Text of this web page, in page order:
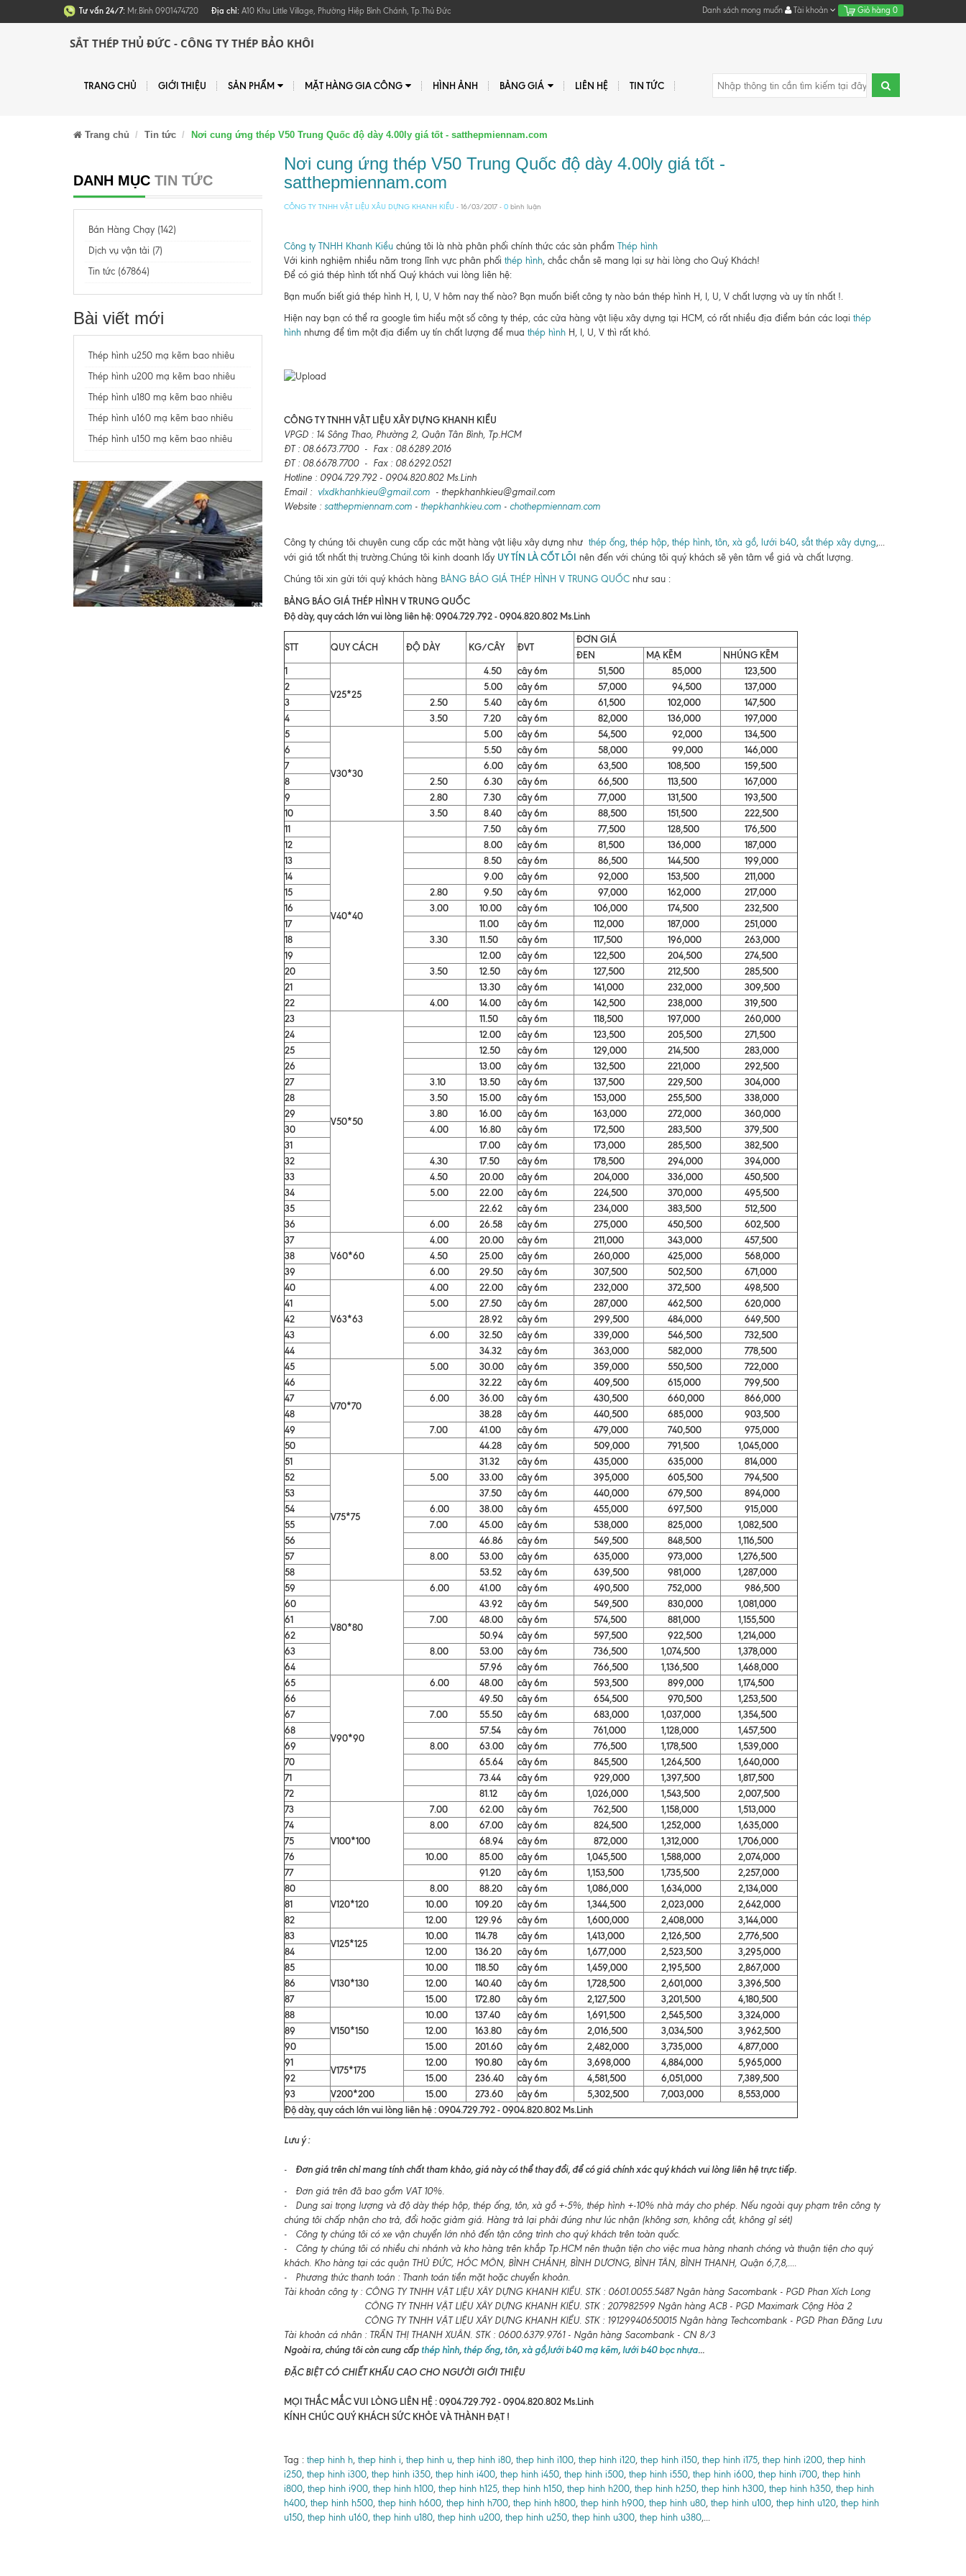
Tư vấn 24/7: Mr.Bình 0901474720 Địa chỉ: A10 Khu Little Village, Phường Hiệp Bình Chánh, Tp.Thủ Đức Danh sách mong muốn Tài khoản Giỏ hàng 0
SẮT THÉP THỦ ĐỨC - CÔNG TY THÉP BẢO KHÔI
TRANG CHỦ GIỚI THIỆU SẢN PHẨM MẶT HÀNG GIA CÔNG HÌNH ẢNH BẢNG GIÁ LIÊN HỆ TIN TỨC
Trang chủ Tin tức Nơi cung ứng thép V50 Trung Quốc độ dày 4.00ly giá tốt - satthepmiennam.com
DANH MỤC TIN TỨC
Bán Hàng Chạy (142)
Dịch vụ vận tải (7)
Tin tức (67864)
Bài viết mới
Thép hình u250 mạ kẽm bao nhiêu
Thép hình u200 mạ kẽm bao nhiêu
Thép hình u180 mạ kẽm bao nhiêu
Thép hình u160 mạ kẽm bao nhiêu
Thép hình u150 mạ kẽm bao nhiêu
Nơi cung ứng thép V50 Trung Quốc độ dày 4.00ly giá tốt -
satthepmiennam.com
CÔNG TY TNHH VẬT LIỆU XÂU DỰNG KHANH KIỀU - 16/03/2017 - 0bình luận
Công ty TNHH Khanh Kiềuchúng tôi là nhà phân phối chính thức các sản phẩm Thép hình
Với kinh nghiệm nhiều năm trong lĩnh vực phân phối thép hình, chắc chắn sẽ mang lại sự hài lòng cho Quý Khách!
Để có giá thép hình tốt nhấ Quý khách vui lòng liên hệ:
Bạn muốn biết giá thép hình H, I, U, V hôm nay thế nào? Bạn muốn biết công ty nào bán thép hình H, I, U, V chất lượng và uy tín nhất !.
Hiện nay bạn có thể ra google tìm hiểu một số công ty thép, các cửa hàng vật liệu xây dựng tại HCM, có rất nhiều địa điểm bán các loại thép
hìnhnhưng để tìm một địa điểm uy tín chất lượng để mua thép hìnhH, I, U, V thì rất khó.
CÔNG TY TNHH VẬT LIỆU XÂY DỰNG KHANH KIỀU
VPGD : 14 Sông Thao, Phường 2, Quận Tân Bình, Tp.HCM
ĐT : 08.6673.7700 - Fax : 08.6289.2016
ĐT : 08.6678.7700 - Fax : 08.6292.0521
Hotline : 0904.729.792 - 0904.820.802 Ms.Linh
Email : vlxdkhanhkieu@gmail.com- thepkhanhkieu@gmail.com
Website : satthepmiennam.com- thepkhanhkieu.com- chothepmiennam.com
Công ty chúng tôi chuyên cung cấp các mặt hàng vật liệu xây dựng như thép ống, thép hộp, thép hình, tôn, xà gồ, lưới b40, sắt thép xây dựng,...
với giá tốt nhất thị trường.Chúng tôi kinh doanh lấy UY TÍN LÀ CỐT LÕI nên đến với chúng tôi quý khách sẽ yên tâm về giá và chất lượng.
Chúng tôi xin gửi tới quý khách hàng BẢNG BÁO GIÁ THÉP HÌNH V TRUNG QUỐCnhư sau :
BẢNG BÁO GIÁ THÉP HÌNH V TRUNG QUỐC
Độ dày, quy cách lớn vui lòng liên hệ: 0904.729.792 - 0904.820.802 Ms.Linh
STT QUY CÁCH ĐỘ DÀY KG/CÂY ĐVT
ĐƠN GIÁ
ĐEN
MẠ KẼM
NHÚNG KẼM
1
V25*25
4.50 cây 6m 51,500 85,000
123,500
2
5.00 cây 6m 57,000 94,500
137,000
3
2.50 5.40 cây 6m 61,500 102,000
147,500
4
3.50 7.20 cây 6m 82,000 136,000
197,000
5
V30*30
5.00 cây 6m 54,500 92,000
134,500
6
5.50 cây 6m 58,000 99,000
146,000
7
6.00 cây 6m 63,500 108,500
159,500
8
2.50 6.30 cây 6m 66,500 113,500
167,000
9
2.80 7.30 cây 6m 77,000 131,500
193,500
10
3.50 8.40 cây 6m 88,500 151,500
222,500
11
V40*40
7.50 cây 6m 77,500 128,500
176,500
12
8.00 cây 6m 81,500 136,000
187,000
13
8.50 cây 6m 86,500 144,500
199,000
14
9.00 cây 6m 92,000 153,500
211,000
15
2.80 9.50 cây 6m 97,000 162,000
217,000
16
3.00 10.00 cây 6m 106,000 174,500
232,500
17
11.00 cây 6m 112,000 187,000
251,000
18
3.30 11.50 cây 6m 117,500 196,000
263,000
19
12.00 cây 6m 122,500 204,500
274,500
20
3.50 12.50 cây 6m 127,500 212,500
285,500
21
13.30 cây 6m 141,000 232,000
309,500
22
4.00 14.00 cây 6m 142,500 238,000
319,500
23
V50*50
11.50 cây 6m 118,500 197,000
260,000
24
12.00 cây 6m 123,500 205,500
271,500
25
12.50 cây 6m 129,000 214,500
283,000
26
13.00 cây 6m 132,500 221,000
292,500
27
3.10 13.50 cây 6m 137,500 229,500
304,000
28
3.50 15.00 cây 6m 153,000 255,500
338,000
29
3.80 16.00 cây 6m 163,000 272,000
360,000
30
4.00 16.80 cây 6m 172,500 283,500
379,500
31
17.00 cây 6m 173,000 285,500
382,500
32
4.30 17.50 cây 6m 178,500 294,000
394,000
33
4.50 20.00 cây 6m 204,000 336,000
450,500
34
5.00 22.00 cây 6m 224,500 370,000
495,500
35
22.62 cây 6m 234,000 383,500
512,500
36
6.00 26.58 cây 6m 275,000 450,500
602,500
37
V60*60
4.00 20.00 cây 6m 211,000 343,000
457,500
38
4.50 25.00 cây 6m 260,000 425,000
568,000
39
6.00 29.50 cây 6m 307,500 502,500
671,000
40
V63*63
4.00 22.00 cây 6m 232,000 372,500
498,500
41
5.00 27.50 cây 6m 287,000 462,500
620,000
42
28.92 cây 6m 299,500 484,000
649,500
43
6.00 32.50 cây 6m 339,000 546,500
732,500
44
34.32 cây 6m 363,000 582,000
778,500
45
V70*70
5.00 30.00 cây 6m 359,000 550,500
722,000
46
32.22 cây 6m 409,500 615,000
799,500
47
6.00 36.00 cây 6m 430,500 660,000
866,000
48
38.28 cây 6m 440,500 685,000
903,500
49
7.00 41.00 cây 6m 479,000 740,500
975,000
50
44.28 cây 6m 509,000 791,500
1,045,000
51
V75*75
31.32 cây 6m 435,000 635,000
814,000
52
5.00 33.00 cây 6m 395,000 605,500
794,500
53
37.50 cây 6m 440,000 679,500
894,000
54
6.00 38.00 cây 6m 455,000 697,500
915,000
55
7.00 45.00 cây 6m 538,000 825,000
1,082,500
56
46.86 cây 6m 549,500 848,500
1,116,500
57
8.00 53.00 cây 6m 635,000 973,000
1,276,500
58
53.52 cây 6m 639,500 981,000
1,287,000
59
V80*80
6.00 41.00 cây 6m 490,500 752,000
986,500
60
43.92 cây 6m 549,500 830,000
1,081,000
61
7.00 48.00 cây 6m 574,500 881,000
1,155,500
62
50.94 cây 6m 597,500 922,500
1,214,000
63
8.00 53.00 cây 6m 736,500 1,074,500
1,378,000
64
57.96 cây 6m 766,500 1,136,500
1,468,000
65
V90*90
6.00 48.00 cây 6m 593,500 899,000
1,174,500
66
49.50 cây 6m 654,500 970,500
1,253,500
67
7.00 55.50 cây 6m 683,000 1,037,000
1,354,500
68
57.54 cây 6m 761,000 1,128,000
1,457,500
69
8.00 63.00 cây 6m 776,500 1,178,500
1,539,000
70
65.64 cây 6m 845,500 1,264,500
1,640,000
71
73.44 cây 6m 929,000 1,397,500
1,817,500
72
81.12 cây 6m 1,026,000 1,543,500
2,007,500
73
V100*100
7.00 62.00 cây 6m 762,500 1,158,000
1,513,000
74
8.00 67.00 cây 6m 824,500 1,252,000
1,635,000
75
68.94 cây 6m 872,000 1,312,000
1,706,000
76
10.00 85.00 cây 6m 1,045,500 1,588,000
2,074,000
77
91.20 cây 6m 1,153,500 1,735,500
2,257,000
80
V120*120
8.00 88.20 cây 6m 1,086,000 1,634,000
2,134,000
81
10.00 109.20 cây 6m 1,344,500 2,023,000
2,642,000
82
12.00 129.96 cây 6m 1,600,000 2,408,000
3,144,000
83
V125*125
10.00 114.78 cây 6m 1,413,000 2,126,500
2,776,500
84
12.00 136.20 cây 6m 1,677,000 2,523,500
3,295,000
85
V130*130
10.00 118.50 cây 6m 1,459,000 2,195,500
2,867,000
86
12.00 140.40 cây 6m 1,728,500 2,601,000
3,396,500
87
15.00 172.80 cây 6m 2,127,500 3,201,500
4,180,500
88
V150*150
10.00 137.40 cây 6m 1,691,500 2,545,500
3,324,000
89
12.00 163.80 cây 6m 2,016,500 3,034,500
3,962,500
90
15.00 201.60 cây 6m 2,482,000 3,735,000
4,877,000
91
V175*175
12.00 190.80 cây 6m 3,698,000 4,884,000
5,965,000
92
15.00 236.40 cây 6m 4,581,500 6,051,000
7,389,500
93
V200*200 15.00 273.60 cây 6m 5,302,500 7,003,000
8,553,000
Độ dày, quy cách lớn vui lòng liên hệ : 0904.729.792 - 0904.820.802 Ms.Linh
Lưu ý :
- Đơn giá trên chỉ mang tính chất tham khảo, giá này có thể thay đổi, để có giá chính xác quý khách vui lòng liên hệ trực tiếp.
- Đơn giá trên đã bao gồm VAT 10%.
- Dung sai trọng lượng và độ dày thép hộp, thép ống, tôn, xà gồ +-5%, thép hình +-10% nhà máy cho phép. Nếu ngoài quy phạm trên công ty
chúng tôi chấp nhận cho trả, đổi hoặc giảm giá. Hàng trả lại phải đúng như lúc nhận (không sơn, không cắt, không gỉ sét)
- Công ty chúng tôi có xe vận chuyển lớn nhỏ đến tận công trình cho quý khách trên toàn quốc.
- Công ty chúng tôi có nhiều chi nhánh và kho hàng trên khắp Tp.HCM nên thuận tiện cho việc mua hàng nhanh chóng và thuận tiện cho quý
khách. Kho hàng tại các quận THỦ ĐỨC, HÓC MÔN, BÌNH CHÁNH, BÌNH DƯƠNG, BÌNH TÂN, BÌNH THẠNH, Quận 6,7,8,....
- Phương thức thanh toán : Thanh toán tiền mặt hoặc chuyển khoản.
Tài khoản công ty : CÔNG TY TNHH VẬT LIỆU XÂY DỰNG KHANH KIỀU. STK : 0601.0055.5487 Ngân hàng Sacombank - PGD Phan Xích Long
CÔNG TY TNHH VẬT LIỆU XÂY DỰNG KHANH KIỀU. STK : 207982599 Ngân hàng ACB - PGD Maximark Cộng Hòa 2
CÔNG TY TNHH VẬT LIỆU XÂY DỰNG KHANH KIỀU. STK : 19129940650015 Ngân hàng Techcombank - PGD Phan Đăng Lưu
Tài khoản cá nhân : TRẦN THỊ THANH XUÂN. STK : 0600.6379.9761 - Ngân hàng Sacombank - CN 8/3
Ngoài ra, chúng tôi còn cung cấpthép hình,thép ống, tôn, xà gồ,lưới b40 mạ kẽm, lưới b40 bọc nhựa...
ĐẶC BIỆT CÓ CHIẾT KHẤU CAO CHO NGƯỜI GIỚI THIỆU
MỌI THẮC MẮC VUI LÒNG LIÊN HỆ : 0904.729.792 - 0904.820.802 Ms.Linh
KÍNH CHÚC QUÝ KHÁCH SỨC KHỎE VÀ THÀNH ĐẠT !
Tag : thep hinh h, thep hinh i, thep hinh u, thep hinh i80, thep hinh i100, thep hinh i120, thep hinh i150, thep hinh i175, thep hinh i200, thep hinh
i250, thep hinh i300, thep hinh i350, thep hinh i400, thep hinh i450, thep hinh i500, thep hinh i550, thep hinh i600, thep hinh i700, thep hinh
i800, thep hinh i900, thep hinh h100, thep hinh h125, thep hinh h150, thep hinh h200, thep hinh h250, thep hinh h300, thep hinh h350, thep hinh
h400, thep hinh h500, thep hinh h600, thep hinh h700, thep hinh h800, thep hinh h900, thep hinh u80, thep hinh u100, thep hinh u120, thep hinh
u150, thep hinh u160, thep hinh u180, thep hinh u200, thep hinh u250, thep hinh u300, thep hinh u380,...